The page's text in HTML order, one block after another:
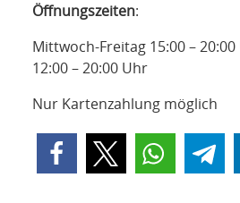
Öffnungszeiten:
Mittwoch-Freitag 15:00 –
12:00 – 20:00 Uhr
Nur Kartenzahlung möglich